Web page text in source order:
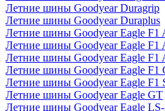
Летние шины Goodyear Duragrip
Летние шины Goodyear Duraplus
Летние шины Goodyear Eagle F1
Летние шины Goodyear Eagle F1
Летние шины Goodyear Eagle F1
Летние шины Goodyear Eagle F1
Летние шины Goodyear Eagle F1
Летние шины Goodyear Eagle GT
Летние шины Goodyear Eagle